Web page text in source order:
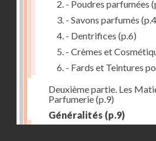
2. - Poudres parfumées
3. - Savons parfumés
4. - Dentrifices (p.6)
5. - Crèmes et
6. - Fards et Teintures
Deuxième partie. Les
Parfumerie(p.9)
Généralités (p.9)
Les parfums naturels